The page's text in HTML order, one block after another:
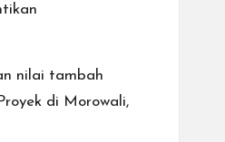
nilai tambah
di Morowali,